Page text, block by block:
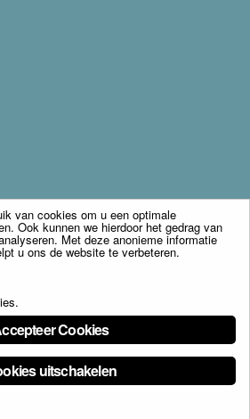
Weert B.V. - webdesign:
van cookies om u een optimale
Ook kunnen we hierdoor het gedrag van
Met deze anonieme informatie
u ons de website te verbeteren.
.
Cookies
uitschakelen